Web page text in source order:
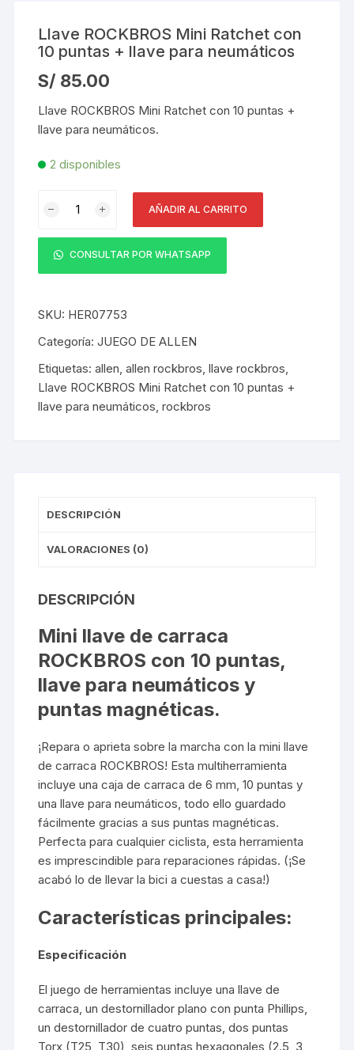
Llave ROCKBROS Mini Ratchet con
10 puntas + llave para neumáticos
S/ 85.00
Llave ROCKBROS Mini Ratchet con 10 puntas +
llave para neumáticos.
2 disponibles
ROCKBROS
Mini
Ratchet
con
puntas
llave
para
neumáticos
cantidad
AÑADIR AL CARRITO
CONSULTAR POR WHATSAPP
SKU: HER07753
Categoría:JUEGO DE ALLEN
Etiquetas:allen ,allen rockbros ,llave rockbros
Llave ROCKBROS Mini Ratchet con 10 puntas +
llave para neumáticos ,rockbros
DESCRIPCIÓN
VALORACIONES (0)
DESCRIPCIÓN
Mini llave de carraca
ROCKBROS con 10 puntas,
llave para neumáticos y
puntas magnéticas.
¡Repara o aprieta sobre la marcha con la mini llave
de carraca ROCKBROS! Esta multiherramienta
incluye una caja de carraca de 6 mm, 10 puntas y
una llave para neumáticos, todo ello guardado
fácilmente gracias a sus puntas magnéticas.
Perfecta para cualquier ciclista, esta herramienta
es imprescindible para reparaciones rápidas. (¡Se
acabó lo de llevar la bici a cuestas a casa!)
Características principales:
Especificación
El juego de herramientas incluye una llave de
carraca, un destornillador plano con punta Phillips,
un destornillador de cuatro puntas, dos puntas
Torx (T25, T30), seis puntas hexagonales (2.5, 3,